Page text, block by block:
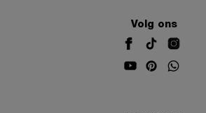
Volg ons